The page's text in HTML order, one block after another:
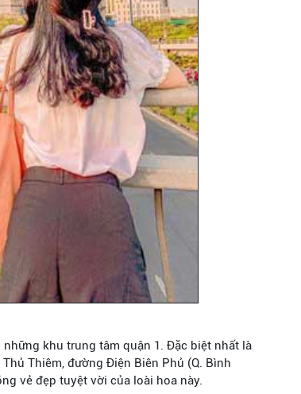
khu trung tâm quận 1. Đặc biệt nhất là
Thiêm, đường Điện Biên Phủ (Q. Bình
vẻ đẹp tuyệt vời của loài hoa này.